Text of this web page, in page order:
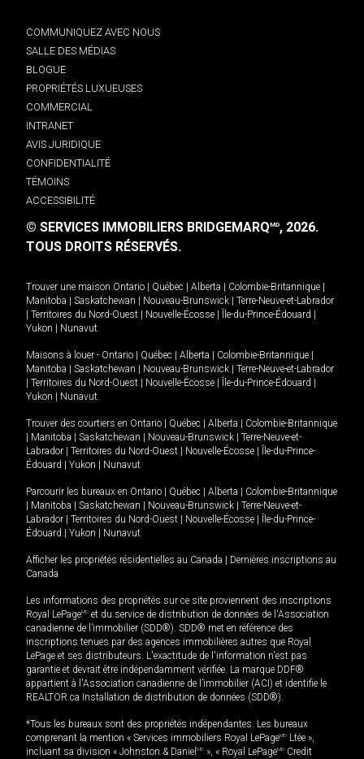
COMMUNIQUEZ AVEC NOUS
SALLE DES MÉDIAS
BLOGUE
PROPRIÉTÉS LUXUEUSES
COMMERCIAL
INTRANET
AVIS JURIDIQUE
CONFIDENTIALITÉ
TÉMOINS
ACCESSIBILITÉ
© SERVICES IMMOBILIERS BRIDGEMARQMD, 2026.
TOUS DROITS RÉSERVÉS.
Trouver une maison Ontario Québec Alberta Colombie-Britannique
Manitoba
Saskatchewan Nouveau-Brunswick
Terre-Neuve-et-Labrador
Territoires du Nord-Ouest Nouvelle-Écosse Île-du-Prince-Édouard
Yukon
Nunavut.
Maisons à louer - Ontario Québec Alberta Colombie-Britannique
Manitoba
Saskatchewan Nouveau-Brunswick
Terre-Neuve-et-Labrador
Territoires du Nord-Ouest Nouvelle-Écosse Île-du-Prince-Édouard
Yukon
Nunavut.
Trouver des courtiers en Ontario Québec Alberta
Colombie-Britannique
Manitoba Saskatchewan Nouveau-Brunswick
Terre-Neuve-et-
Labrador
Territoires du Nord-Ouest Nouvelle-Écosse
Île-du-Prince-
Édouard
Yukon Nunavut
Parcourir les bureaux en Ontario Québec Alberta
Colombie-Britannique
Manitoba Saskatchewan Nouveau-Brunswick
Terre-Neuve-et-
Labrador
Territoires du Nord-Ouest Nouvelle-Écosse
Île-du-Prince-
Édouard
Yukon Nunavut
Afficher les propriétés résidentielles au Canada
Dernières inscriptions au
Canada
Les informations des propriétés sur ce site proviennent des inscriptions
Royal LePageMD et du service de distribution de données de l'Association
canadienne de l’immobilier (SDD®). SDD® met en référence des
inscriptions tenues par des agences immobilières autres que Royal
LePage et ses distributeurs. L'exactitude de l'information n'est pas
garantie et devrait être indépendamment vérifiée. La marque DDF®
appartient à l'Association canadienne de l’immobilier (ACI) et identifie le
REALTOR.ca Installation de distribution de données (SDD®).
*Tous les bureaux sont des propriétés indépendantes. Les bureaux
comprenant la mention « Services immobiliers Royal LePageMD Ltée »,
incluant sa division « Johnston & Daniel MD », « Royal LePageMD Credit